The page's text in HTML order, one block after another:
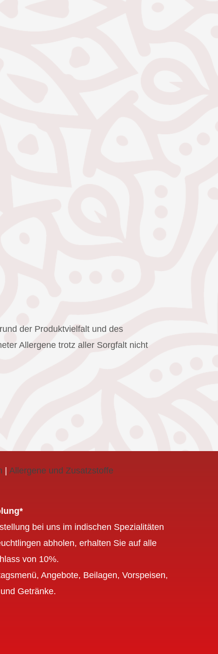
der Produktvielfalt und des
Allergene trotz aller Sorgfalt nicht
| Allergene und Zusatzstoffe
bei uns im indischen Spezialitäten
abholen, erhalten Sie auf alle
von 10%.
Angebote, Beilagen, Vorspeisen,
Getränke.